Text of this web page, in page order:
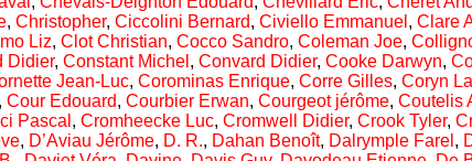
, Christopher, Ciccolini Bernard, Civiello Emmanuel , Clare
Liz, Clot Christian, Cocco Sandro, Coleman Joe,
Didier, Constant Michel , Convard Didier, Cooke Darwyn,
Jean-Luc, Corominas Enrique, Corre Gilles, Coryn
, Cour Edouard, Courbier Erwan, Courgeot jérôme, Coutelis
Pascal , Cromheecke Luc, Cromwell Didier, Crook Tyler,
, D’Aviau Jérôme, D. R., Dahan Benoît, Dalrymple Farel ,